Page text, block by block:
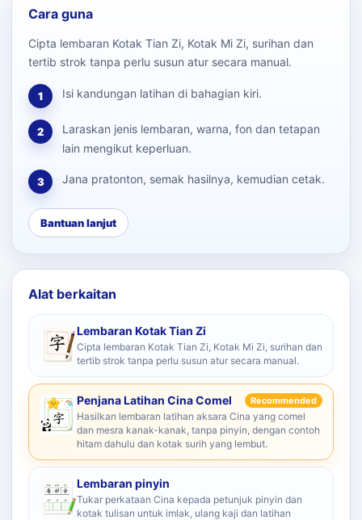
Cara guna
Cipta lembaran Kotak Tian Zi, Kotak Mi Zi, surihan dan
tertib strok tanpa perlu susun atur secara manual.
1 Isi kandungan latihan di bahagian kiri.
2
Laraskan jenis lembaran, warna, fon dan tetapan
lain mengikut keperluan.
3 Jana pratonton, semak hasilnya, kemudian cetak.
Bantuan lanjut
Alat berkaitan
Lembaran Kotak Tian Zi
Cipta lembaran Kotak Tian Zi, Kotak Mi Zi, surihan dan
tertib strok tanpa perlu susun atur secara manual.
Penjana Latihan Cina Comel Recommended
Hasilkan lembaran latihan aksara Cina yang comel
dan mesra kanak-kanak, tanpa pinyin, dengan contoh
hitam dahulu dan kotak surih yang lembut.
Lembaran pinyin
Tukar perkataan Cina kepada petunjuk pinyin dan
kotak tulisan untuk imlak, ulang kaji dan latihan